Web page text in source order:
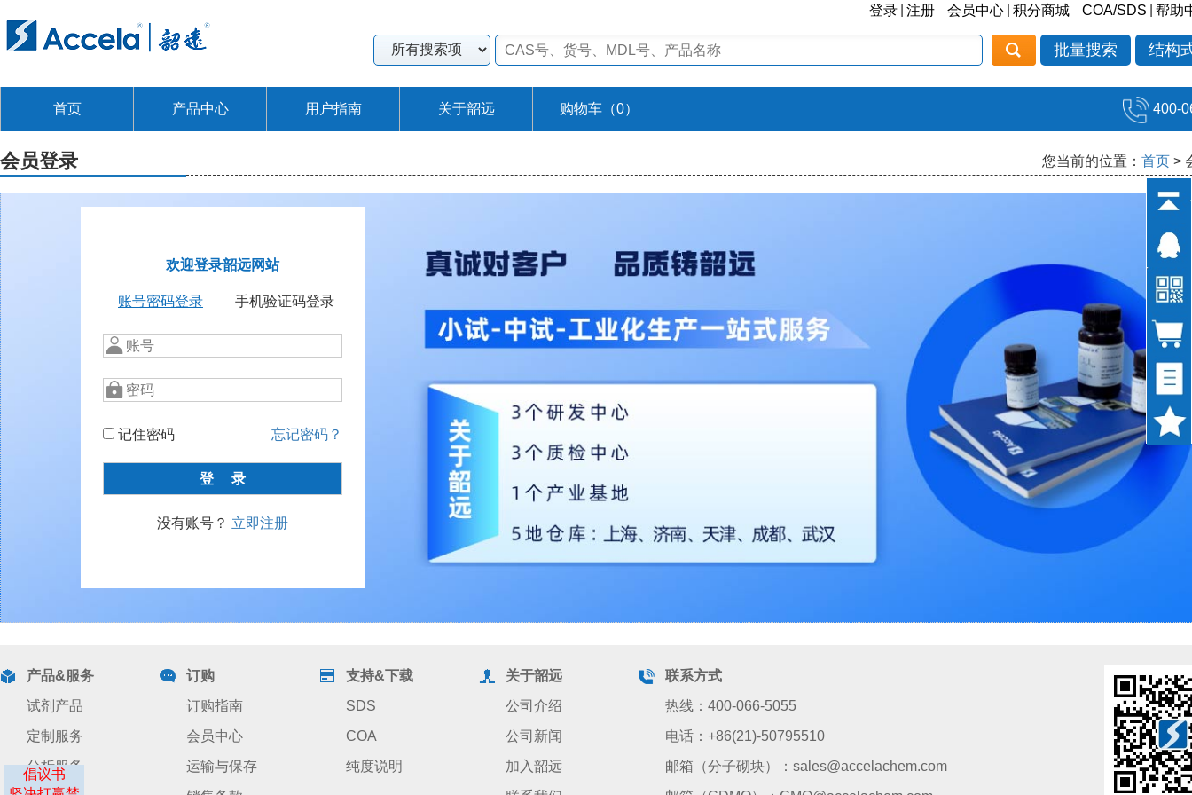
登录 注册 会员中心 积分商城 COA/SDS 帮助
批量搜索 结构
首页 产品中心 用户指南 关于韶远 购物车（0） 400-
倡议书
会员登录 您当前的位置： 首页 >
欢迎登录韶远网站
账号密码登录 手机验证码登录
记住密码 忘记密码？
没有账号？ 立即注册
产品&服务
试剂产品
定制服务
分析服务
订购
订购指南
会员中心
运输与保存
支持&下载
SDS
COA
纯度说明
关于韶远
公司介绍
公司新闻
加入韶远
联系方式
热线：400-066-5055
电话：+86(21)-50795510
邮箱（分子砌块）：sales@accelachem.com